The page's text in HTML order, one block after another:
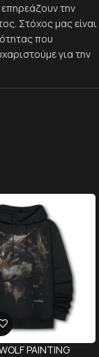
επηρεάζουν την
Στόχος μας είναι
που
για την
PAINTING